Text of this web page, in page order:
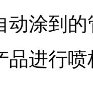
动涂到
品进行喷